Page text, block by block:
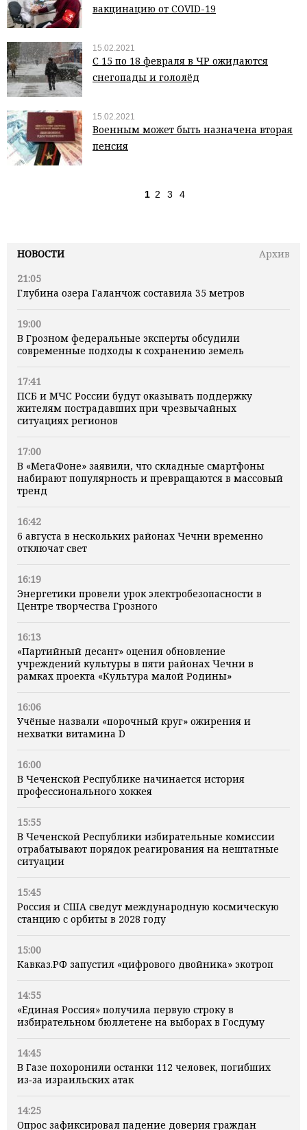
НОВОСТИ
Архив
21:05
Глубина озера Галанчож составила 35 метров
19:00
В Грозном федеральные эксперты обсудили
современные подходы к сохранению земель
17:41
ПСБ и МЧС России будут оказывать поддержку
жителям пострадавших при чрезвычайных
ситуациях регионов
17:00
В «МегаФоне» заявили, что складные смартфоны
набирают популярность и превращаются в массовый
тренд
16:42
6 августа в нескольких районах Чечни временно
отключат свет
16:19
Энергетики провели урок электробезопасности в
Центре творчества Грозного
16:13
«Партийный десант» оценил обновление
учреждений культуры в пяти районах Чечни в
рамках проекта «Культура малой Родины»
16:06
Учёные назвали «порочный круг» ожирения и
нехватки витамина D
16:00
В Чеченской Республике начинается история
профессионального хоккея
15:55
В Чеченской Республики избирательные комиссии
отрабатывают порядок реагирования на нештатные
ситуации
15:45
Россия и США сведут международную космическую
станцию с орбиты в 2028 году
15:00
Кавказ.РФ запустил «цифрового двойника» экотроп
14:55
«Единая Россия» получила первую строку в
избирательном бюллетене на выборах в Госдуму
14:45
В Газе похоронили останки 112 человек, погибших
из‑за израильских атак
14:25
Опрос зафиксировал падение доверия граждан
вакцинацию от COVID-19
15.02.2021
С 15 по 18 февраля в ЧР ожидаются
снегопады и гололёд
15.02.2021
Военным может быть назначена вторая
пенсия
1 2 3 4